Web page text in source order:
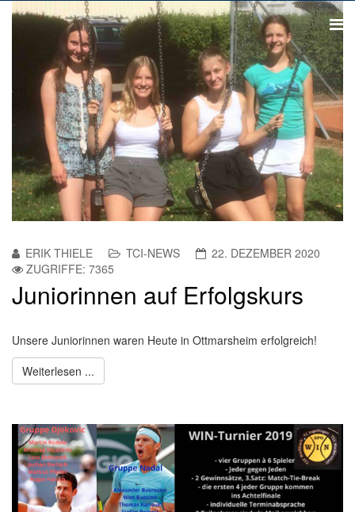
ERIK THIELE TCI-NEWS
22. DEZEMBER 2020
ZUGRIFFE: 7365
Juniorinnen auf Erfolgskurs
Unsere Juniorinnen waren Heute in Ottmarsheim erfolgreich!
Weiterlesen ...